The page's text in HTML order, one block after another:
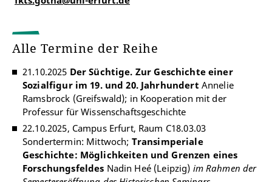
Alle Termine der Reihe
21.10.2025 Der Süchtige. Zur Geschichte einer
Sozialfigur im 19. und 20. Jahrhundert Annelie
Ramsbrock (Greifswald); in Kooperation mit der
Professur für Wissenschaftsgeschichte
22.10.2025, Campus Erfurt, Raum C18.03.03
Sondertermin: Mittwoch; Transimperiale
Geschichte: Möglichkeiten und Grenzen eines
Forschungsfeldes Nadin Heé (Leipzig) im Rahmen der